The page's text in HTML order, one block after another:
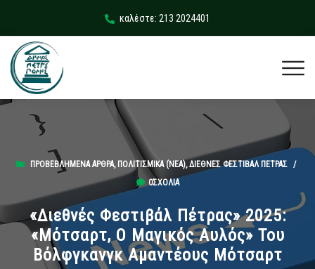
καλέστε: 213 2024401
ΠΡΟΒΕΒΛΗΜΈΝΑ ΆΡΘΡΑ, ΠΟΛΙΤΙΣΜΙΚΆ (ΝΕΑ),ΔΙΕΘΝΈΣ ΦΕΣΤΙΒΆΛ ΠΈΤΡΑΣ/
0ΣΧΌΛΙΑ
«Διεθνές Φεστιβάλ Πέτρας» 2025:
«Μότσαρτ, Ο Μαγικός Αυλός» Του
Βόλφγκανγκ Αμαντέους Μότσαρτ